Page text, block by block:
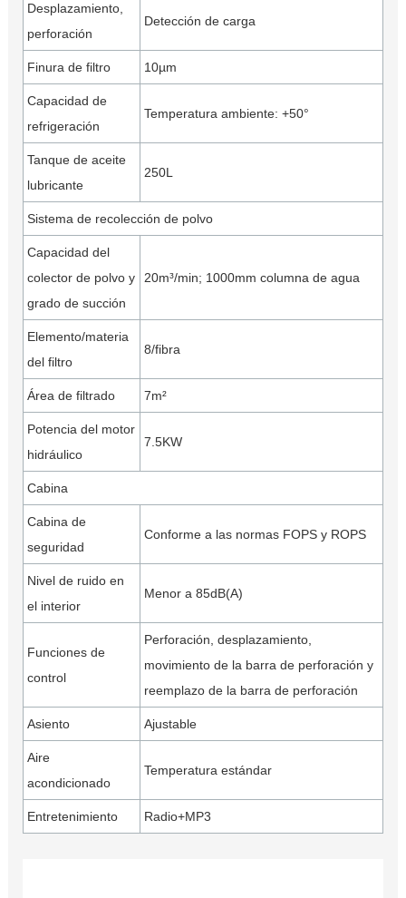
Desplazamiento,
perforación
Detección de carga
Finura de filtro 10µm
Capacidad de
refrigeración
Temperatura ambiente: +50°
Tanque de aceite
lubricante
250L
Sistema de recolección de polvo
Capacidad del
colector de polvo y
grado de succión
20m³/min; 1000mm columna de agua
Elemento/materia
del filtro
8/fibra
Área de filtrado 7m²
Potencia del motor
hidráulico
7.5KW
Cabina
Cabina de
seguridad
Conforme a las normas FOPS y ROPS
Nivel de ruido en
el interior
Menor a 85dB(A)
Funciones de
control
Perforación, desplazamiento,
movimiento de la barra de perforación y
reemplazo de la barra de perforación
Asiento Ajustable
Aire
acondicionado
Temperatura estándar
Entretenimiento Radio+MP3